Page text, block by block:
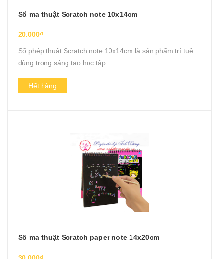
Sổ ma thuật Scratch note 10x14cm
20.000₫
Sổ phép thuật Scratch note 10x14cm là sản phẩm trí tuệ
dùng trong sáng tạo học tập
Hết hàng
Sổ ma thuật Scratch paper note 14x20cm